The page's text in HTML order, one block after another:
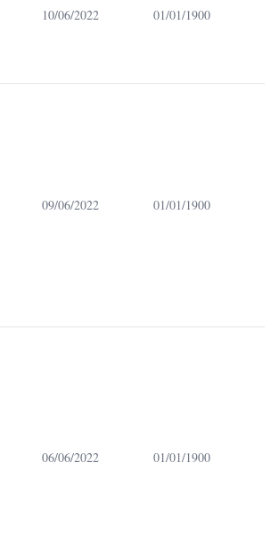
10/06/2022 01/01/1900
09/06/2022 01/01/1900
06/06/2022 01/01/1900